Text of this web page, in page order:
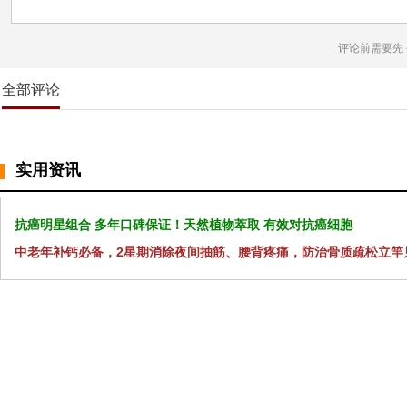
评论前需要先
全部评论
实用资讯
抗癌明星组合 多年口碑保证！天然植物萃取 有效对抗癌细胞
中老年补钙必备，2星期消除夜间抽筋、腰背疼痛，防治骨质疏松立竿